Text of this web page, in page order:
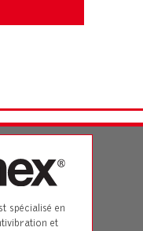
spécialisé en
et